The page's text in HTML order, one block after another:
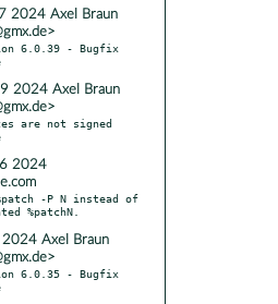
2024 Axel Braun
6.0.39 - Bugfix
2024 Axel Braun
are not signed
2024
-P N instead of
2024 Axel Braun
6.0.35 - Bugfix